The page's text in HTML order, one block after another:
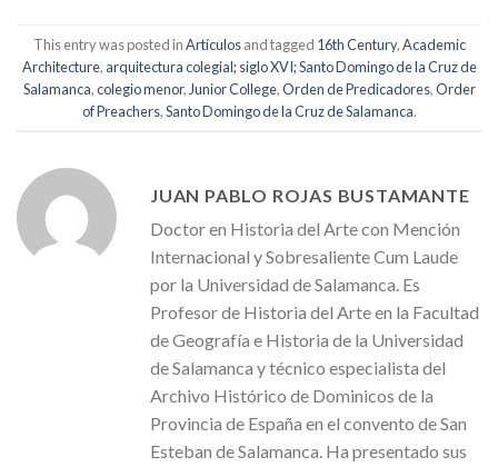
This entry was posted inArtículosand tagged 16th Century,Academic
Architecture, arquitectura colegial; siglo XVI; Santo Domingo de la Cruz de
Salamanca,colegio menor, Junior College,Orden de Predicadores,Order
of Preachers,Santo Domingo de la Cruz de Salamanca.
JUAN PABLO ROJAS BUSTAMANTE
Doctor en Historia del Arte con Mención
Internacional y Sobresaliente Cum Laude
por la Universidad de Salamanca. Es
Profesor de Historia del Arte en la Facultad
de Geografía e Historia de la Universidad
de Salamanca y técnico especialista del
Archivo Histórico de Dominicos de la
Provincia de España en el convento de San
Esteban de Salamanca. Ha presentado sus